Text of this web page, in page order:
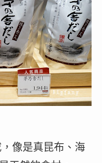
像是真昆布、海